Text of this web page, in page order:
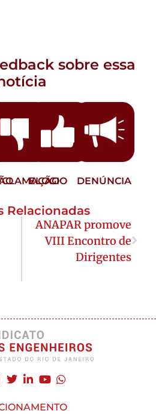
sobre essa
ELOGIO DENÚNCIA
Relacionadas
ANAPAR promove
VIII Encontro de
Dirigentes